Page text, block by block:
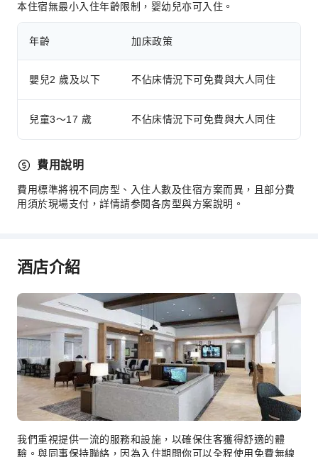
運動設施
清潔服務
洗衣服務
乾洗服務
公共區域設施
自動販賣機
自動提款機
電梯
上網服務
櫃檯服務
行李寄存
快速入住退房
24 小時櫃檯
安全與保全
滅火器
本住宿無最小入住年齡限制，婴幼兒亦可入住。
年齡 加床政策
嬰兒2 歲及以下 不佔床情況下可免費與大人同住
兒童3～17 歲 不佔床情況下可免費與大人同住
費用說明
費用標準將視不同房型、入住人數及住宿方案而異，且部分費
用須於現場支付，詳情請参閱各房型與方案說明。
酒店介紹
我們重視提供一流的服務和設施，以確保住客獲得舒適的體
驗。與同事保持聯絡，因為入住期間你可以全程使用免費無線